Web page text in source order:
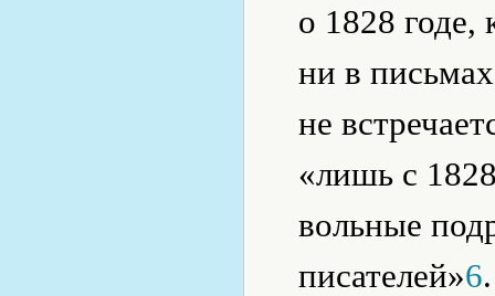
о 1828 годе,
ни в
не
«лишь с
вольные
писателей»6.